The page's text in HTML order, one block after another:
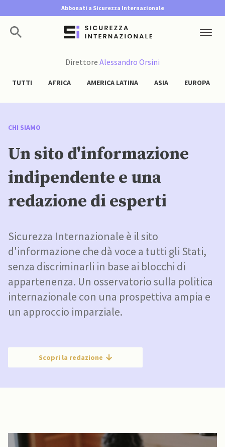
Abbonati a Sicurezza Internazionale
Direttore Alessandro Orsini
TUTTI AFRICA AMERICA LATINA ASIA EUROPA
CHI SIAMO
Un sito d'informazione
indipendente e una
redazione di esperti
Sicurezza Internazionale è il sito
d'informazione che dà voce a tutti gli Stati,
senza discriminarli in base ai blocchi di
appartenenza. Un osservatorio sulla politica
internazionale con una prospettiva ampia e
un approccio imparziale.
Scopri la redazione